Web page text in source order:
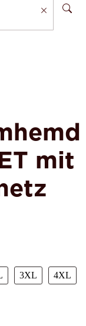
mit
XXL3XL 3XL4XL